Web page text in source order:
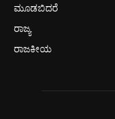
ಮೂಡಬಿದರೆ
ರಾಜ್ಯ
ರಾಜಕೀಯ